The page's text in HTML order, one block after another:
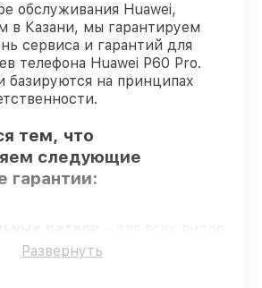
обслуживания Huawei,
в Казани, мы гарантируем
сервиса и гарантий для
телефона Huawei P60 Pro.
базируются на принципах
тем, что
следующие
гарантии:
детали
применяются
Развернуть